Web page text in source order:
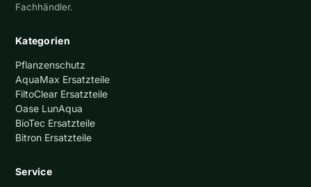
Fachhändler.
Kategorien
Pflanzenschutz
AquaMax Ersatzteile
FiltoClear Ersatzteile
Oase LunAqua
BioTec Ersatzteile
Bitron Ersatzteile
Service